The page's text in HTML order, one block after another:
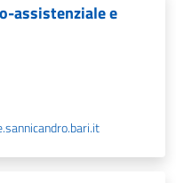
assistenziale e